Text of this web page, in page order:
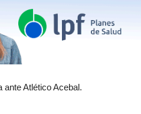
ante Atlético Acebal.